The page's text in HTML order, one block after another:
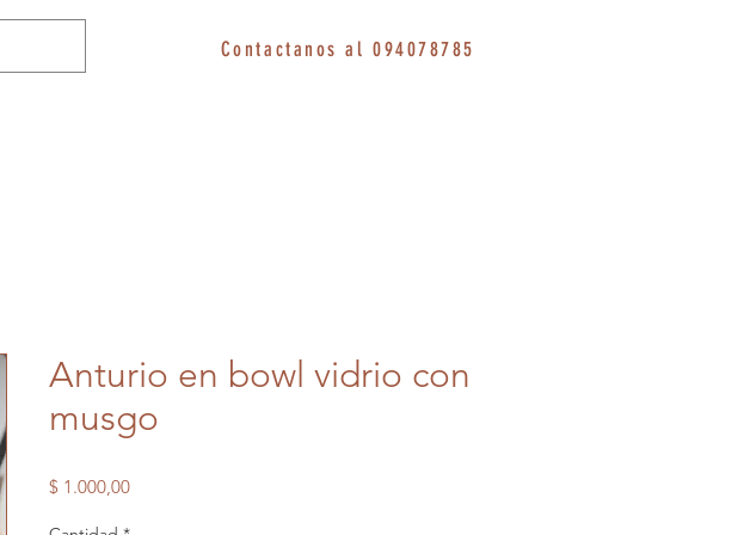
Contactanos al 094078785
Anturio en bowl vidrio con
musgo
$ 1.000,00Precio